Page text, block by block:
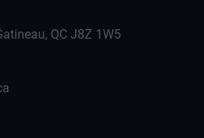
QC J8Z 1W5